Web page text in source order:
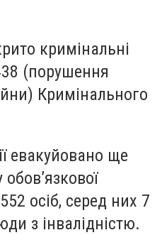
кримінальні
(порушення
Кримінального
евакуйовано ще
осіб, серед них 7
з інвалідністю.